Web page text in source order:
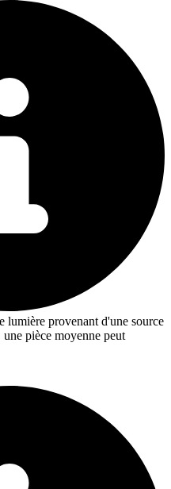
lumière provenant d'une source
pièce moyenne peut